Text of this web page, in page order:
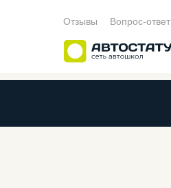
Отзывы Вопрос-ответ